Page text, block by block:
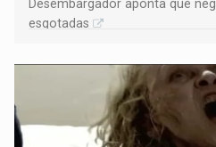
Desembargador aponta que
esgotadas